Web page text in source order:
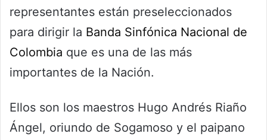
representantes están preseleccionados
para dirigir la Banda Sinfónica Nacional de
Colombia que es una de las más
importantes de la Nación.
Ellos son los maestros Hugo Andrés Riaño
Ángel, oriundo de Sogamoso y el paipano